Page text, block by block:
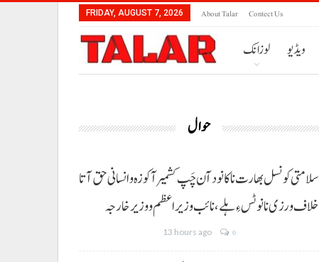
FRIDAY, AUGUST 7, 2026 About Talar Contect Us
لوزانک ویڈیو
حوال
سلامتی کونسل بھارت نا کانود آن چَپ کشمیر آ کوزہ و انسانی حق آتا
خلاف ورزی نا نوٹس ءِ ہلے،نائب وزیراعظم و وزیر خارجہ
13 hours ago 0